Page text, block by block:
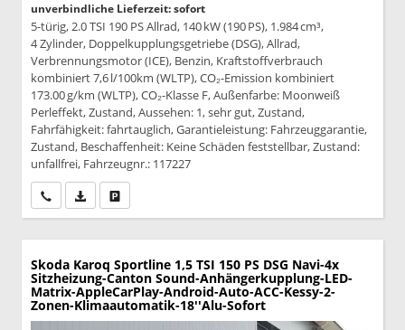
unverbindliche Lieferzeit: sofort
5-türig, 2.0 TSI 190 PS Allrad, 140 kW (190 PS), 1.984 cm³,
4 Zylinder, Doppelkupplungsgetriebe (DSG), Allrad,
Verbrennungsmotor (ICE), Benzin, Kraftstoffverbrauch
kombiniert 7,6 l/100km (WLTP), CO₂-Emission kombiniert
173.00 g/km (WLTP), CO₂-Klasse F, Außenfarbe: Moonweiß
Perleffekt, Zustand, Aussehen: 1, sehr gut, Zustand,
Fahrfähigkeit: fahrtauglich, Garantieleistung: Fahrzeuggarantie,
Zustand, Beschaffenheit: Keine Schäden feststellbar, Zustand:
unfallfrei, Fahrzeugnr.: 117227
Wir rufen Sie anPDF-Datei, Fahrzeugexposé drucken
Skoda Karoq Sportline 1,5 TSI 150 PS DSG Navi-4x
Sitzheizung-Canton Sound-Anhängerkupplung-LED-
Matrix-AppleCarPlay-Android-Auto-ACC-Kessy-2-
Zonen-Klimaautomatik-18''Alu-Sofort